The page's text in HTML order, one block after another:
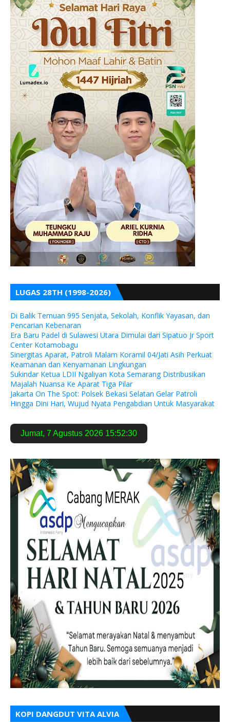
LUGAS 28TH (1998-2026)
Di Balik Temuan 995 Senjata, Sekolah, Konflik Yayasan, dan
Pencarian Kebenaran
Era Baru Padel di Sulawesi Utara Dimulai dari Sipatuo Jr Sport
Center Kotamobagu
Sinergitas Aparat, Patroli Malam Koramil 04/Jati Asih Perkuat
Keamanan dan Kenyamanan Lingkungan
Sukindar Ketua LDII Ngaliyan Kota Semarang Distribusikan
Majalah Nuansa Ke Aparat Tiga Pilar
Jakarta On The Spot: Polsek Bekasi Selatan Gelar Patroli
Hingga Dini Hari, Wujud Nyata Pengabdian Untuk Masyarakat
Jumat, 7 Agustus 2026 15:52:31
KOPI DANGDUT VITA ALVIA